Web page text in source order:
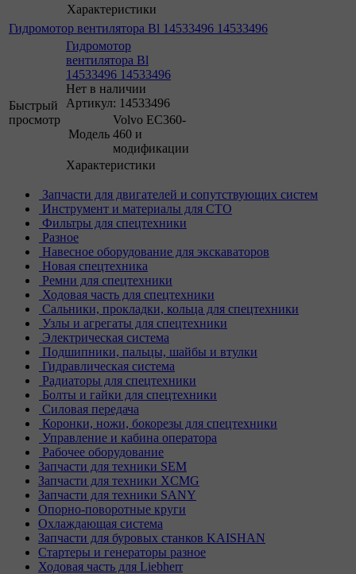
Характеристики
Гидромотор вентилятора Bl 14533496 14533496
Быстрый
просмотр
Гидромотор
вентилятора Bl
14533496 14533496
Нет в наличии
Артикул: 14533496
Модель
Volvo EC360-
460 и
модификации
Характеристики
Запчасти для двигателей и сопутствующих систем
Инструмент и материалы для СТО
Фильтры для спецтехники
Разное
Навесное оборудование для экскаваторов
Новая спецтехника
Ремни для спецтехники
Ходовая часть для спецтехники
Сальники, прокладки, кольца для спецтехники
Узлы и агрегаты для спецтехники
Электрическая система
Подшипники, пальцы, шайбы и втулки
Гидравлическая система
Радиаторы для спецтехники
Болты и гайки для спецтехники
Силовая передача
Коронки, ножи, бокорезы для спецтехники
Управление и кабина оператора
Рабочее оборудование
Запчасти для техники SEM
Запчасти для техники XCMG
Запчасти для техники SANY
Опорно-поворотные круги
Охлаждающая система
Запчасти для буровых станков KAISHAN
Стартеры и генераторы разное
Ходовая часть для Liebherr